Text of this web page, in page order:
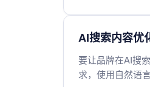
伴。
AI搜索内容优
要让品牌在AI搜
求，使用自然语